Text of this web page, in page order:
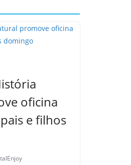
oficina
e filhos